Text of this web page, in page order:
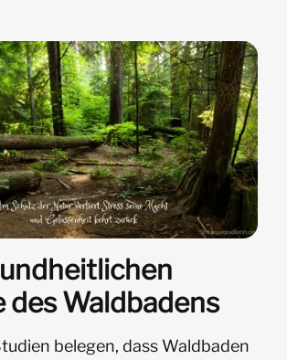
des Waldbadens
belegen, dass Waldbaden